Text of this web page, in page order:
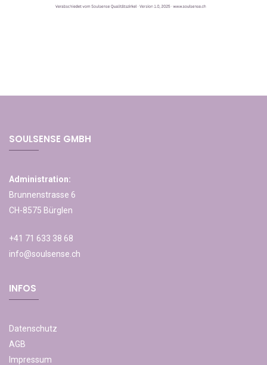
SOULSENSE GMBH
Administration:
Brunnenstrasse 6
CH-8575 Bürglen
+41 71 633 38 68
info@soulsense.ch
INFOS
Datenschutz
AGB
Impressum